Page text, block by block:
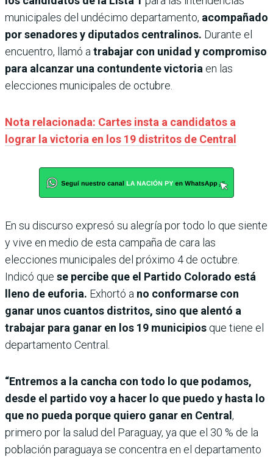
municipales del undécimo departamento, acompañado
por senadores y diputados centralinos. Durante el
encuentro, llamó atrabajar con unidad y compromiso
para alcanzar una contundente victoria en las
elecciones municipales de octubre.
Nota relacionada: Cartes insta a candidatos a
lograr la victoria en los 19 distritos de Central
En su discurso expresó su alegría por todo lo que siente
y vive en medio de esta campaña de cara las
elecciones municipales del próximo 4 de octubre.
Indicó que se percibe que el Partido Colorado está
lleno de euforia. Exhortó a no conformarse con
ganar unos cuantos distritos, sino que alentó a
trabajar para ganar en los 19 municipios que tiene el
departamento Central.
“Entremos a la cancha con todo lo que podamos,
desde el partido voy a hacer lo que puedo y hasta lo
que no pueda porque quiero ganar en Central ,
primero por la salud del Paraguay, ya que el 30 % de la
población paraguaya se concentra en el departamento